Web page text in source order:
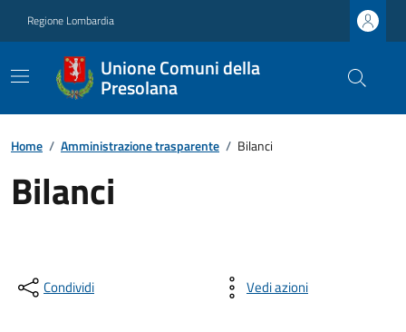
Regione Lombardia
Unione Comuni della
Presolana
Home / Amministrazione trasparente / Bilanci
Bilanci
Condividi Vedi azioni